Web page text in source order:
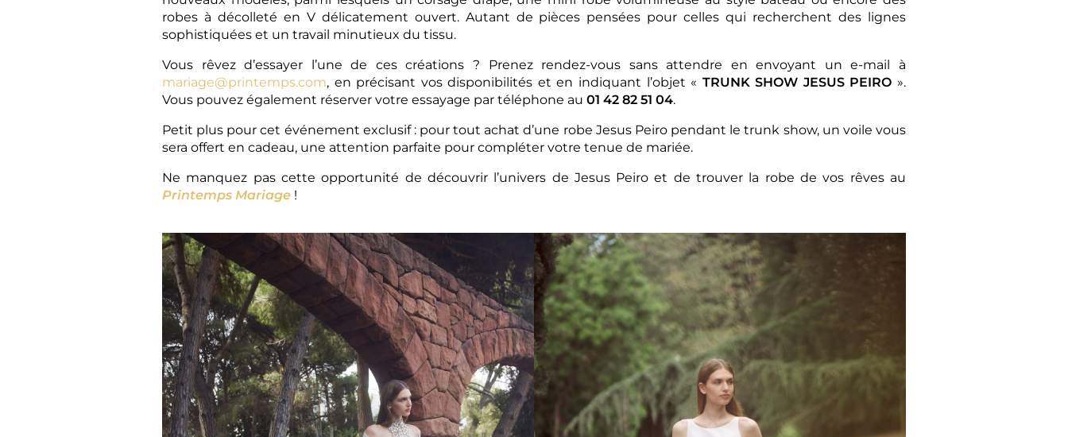
robes à décolleté en V délicatement ouvert. Autant de pièces pensées pour celles qui recherchent des lignes
sophistiquées et un travail minutieux du tissu.
Vous rêvez d’essayer l’une de ces créations ? Prenez rendez-vous sans attendre en envoyant un e-mail à
mariage@printemps.com, en précisant vos disponibilités et en indiquant l’objet « TRUNK SHOW JESUS PEIRO ».
Vous pouvez également réserver votre essayage par téléphone au 01 42 82 51 04.
Petit plus pour cet événement exclusif : pour tout achat d’une robe Jesus Peiro pendant le trunk show, un voile vous
sera offert en cadeau, une attention parfaite pour compléter votre tenue de mariée.
Ne manquez pas cette opportunité de découvrir l’univers de Jesus Peiro et de trouver la robe de vos rêves au
Printemps Mariage !